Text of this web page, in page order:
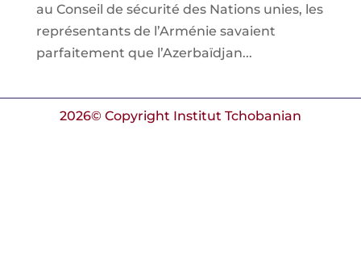
au Conseil de sécurité des Nations unies, les
représentants de l’Arménie savaient
parfaitement que l’Azerbaïdjan...
2026© Copyright Institut Tchobanian